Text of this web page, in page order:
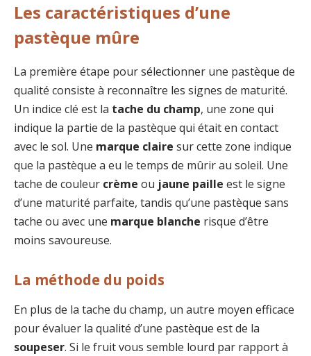
Les caractéristiques d’une
pastèque mûre
La première étape pour sélectionner une pastèque de
qualité consiste à reconnaître les signes de maturité.
Un indice clé est la tache du champ, une zone qui
indique la partie de la pastèque qui était en contact
avec le sol. Une marque claire sur cette zone indique
que la pastèque a eu le temps de mûrir au soleil. Une
tache de couleur crème ou jaune paille est le signe
d’une maturité parfaite, tandis qu’une pastèque sans
tache ou avec une marque blanche risque d’être
moins savoureuse.
La méthode du poids
En plus de la tache du champ, un autre moyen efficace
pour évaluer la qualité d’une pastèque est de la
soupeser. Si le fruit vous semble lourd par rapport à